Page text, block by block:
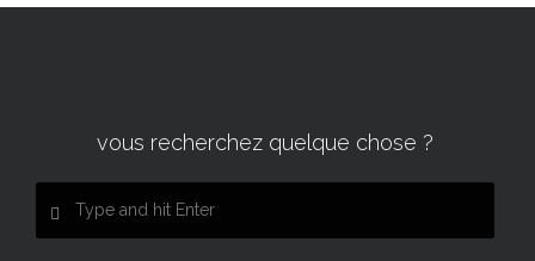
vous recherchez quelque chose ?